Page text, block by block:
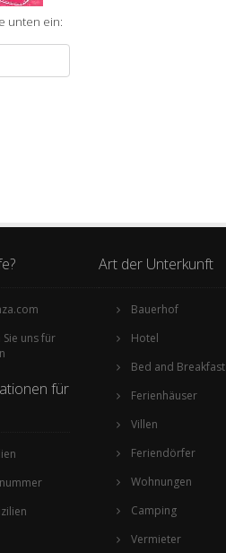
unten ein:
uns für
für
Art der Unterkunft
Bauerhof
Hotel
Bed and Breakfast
Ferienhäuser
Villen
Feriendörfer
Wohnungen
Camping
Vermieter